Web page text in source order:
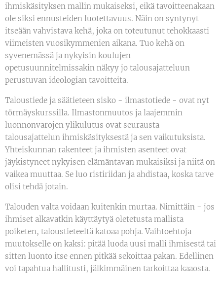
ihmiskäsityksen mallin mukaiseksi, eikä tavoitteenakaan
ole siksi ennusteiden luotettavuus. Näin on syntynyt
itseään vahvistava kehä, joka on toteutunut tehokkaasti
viimeisten vuosikymmenien aikana. Tuo kehä on
syvenemässä ja nykyisin koulujen
opetusuunnitelmissakin näkyy jo talousajatteluun
perustuvan ideologian tavoitteita.
Taloustiede ja säätieteen sisko - ilmastotiede - ovat nyt
törmäyskurssilla. Ilmastonmuutos ja laajemmin
luonnonvarojen ylikulutus ovat seurausta
talousajattelun ihmiskäsityksestä ja sen vaikutuksista.
Yhteiskunnan rakenteet ja ihmisten asenteet ovat
jäykistyneet nykyisen elämäntavan mukaisiksi ja niitä on
vaikea muuttaa. Se luo ristiriidan ja ahdistaa, koska tarve
olisi tehdä jotain.
Talouden valta voidaan kuitenkin murtaa. Nimittäin - jos
ihmiset alkavatkin käyttäytyä oletetusta mallista
poiketen, taloustieteeltä katoaa pohja. Vaihtoehtoja
muutokselle on kaksi: pitää luoda uusi malli ihmisestä tai
sitten luonto itse ennen pitkää sekoittaa pakan. Edellinen
voi tapahtua hallitusti, jälkimmäinen tarkoittaa kaaosta.